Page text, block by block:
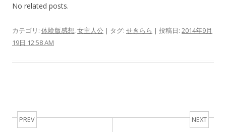
No related posts.
カテゴリ: 体験版感想,女主人公 | タグ: せきらら | 投稿日: 2014年9月
19日 12:58 AM
PREV NEXT